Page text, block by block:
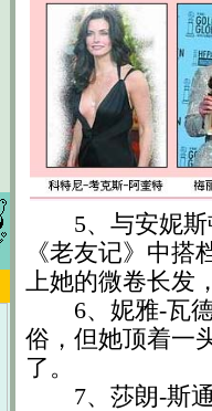
5、与安妮斯
《老友记》中
上她的微卷长发
6、妮雅-瓦德
俗，但她顶着一
了。
7、莎朗-斯通